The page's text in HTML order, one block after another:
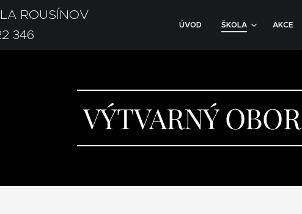
ROUSÍNOV
346
ÚVOD ŠKOLA AKCE
VÝTVARNÝ OBOR